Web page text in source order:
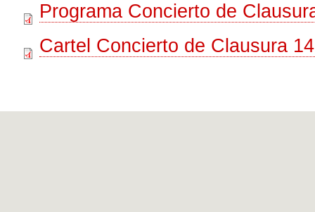
Programa Concierto de
Cartel Concierto de Clausura